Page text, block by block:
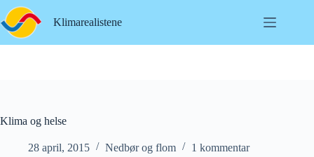
Hopp
til
innholdet
Klimarealistene
Klima og helse
28 april, 2015 Nedbør og flom 1 kommentar